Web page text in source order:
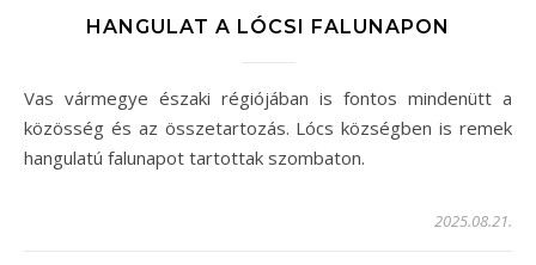
HANGULAT A LÓCSI FALUNAPON
Vas vármegye északi régiójában is fontos mindenütt a
közösség és az összetartozás. Lócs községben is remek
hangulatú falunapot tartottak szombaton.
2025.08.21.